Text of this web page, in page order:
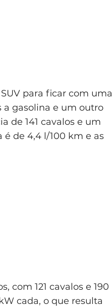
para ficar com uma
a gasolina e um outro
de 141 cavalos e um
de 4,4 l/100 km e as
com 121 cavalos e 190
cada, o que resulta